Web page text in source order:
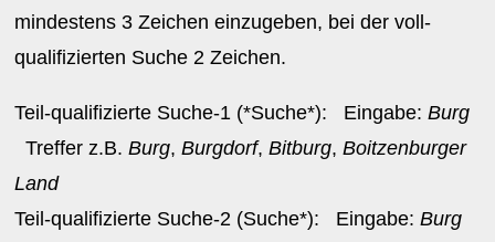
mindestens 3 Zeichen einzugeben, bei der voll-
qualifizierten Suche 2 Zeichen.
Teil-qualifizierte Suche-1 (*Suche*): Eingabe:Burg
Treffer z.B.Burg,Burgdorf,Bitburg,Boitzenburger
Land
Teil-qualifizierte Suche-2 (Suche*): Eingabe:Burg